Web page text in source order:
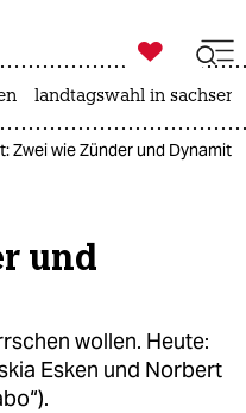

taz zahl ich
landtagswahl in
Zwei wie Zünder und Dynamit
und
wollen. Heute:
Esken und Norbert